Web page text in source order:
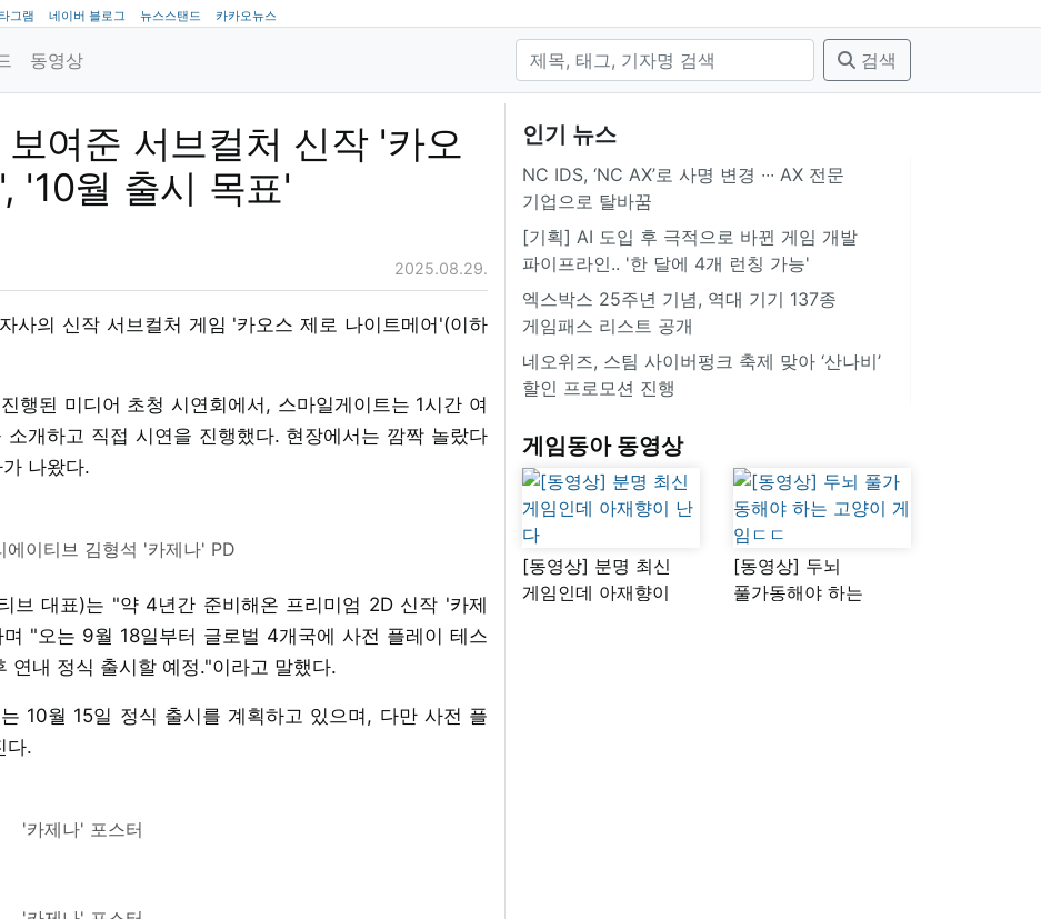
그램 네이버 블로그 뉴스스탠드 카카오뉴스
동영상 검색
여준 서브컬처 신작 '카오
'10월 출시 목표'
2025.08.29.
사의 신작 서브컬처 게임 '카오스 제로 나이트메어'(이하
행된 미디어 초청 시연회에서, 스마일게이트는 1시간 여
개하고 직접 시연을 진행했다. 현장에서는 깜짝 놀랐다
나왔다.
에이티브 김형석 '카제나' PD
브 대표)는 "약 4년간 준비해온 프리미엄 2D 신작 '카제
"오는 9월 18일부터 글로벌 4개국에 사전 플레이 테스
연내 정식 출시할 예정."이라고 말했다.
10월 15일 정식 출시를 계획하고 있으며, 다만 사전 플
다.
'카제나' 포스터
인기 뉴스
NC IDS, ‘NC AX’로 사명 변경 ∙∙∙ AX 전문
기업으로 탈바꿈
[기획] AI 도입 후 극적으로 바뀐 게임 개발
파이프라인.. '한 달에 4개 런칭 가능'
엑스박스 25주년 기념, 역대 기기 137종
게임패스 리스트 공개
네오위즈, 스팀 사이버펑크 축제 맞아 ‘산나비’
할인 프로모션 진행
게임동아 동영상
[동영상] 분명 최신
게임인데 아재향이
[동영상] 두뇌
풀가동해야 하는